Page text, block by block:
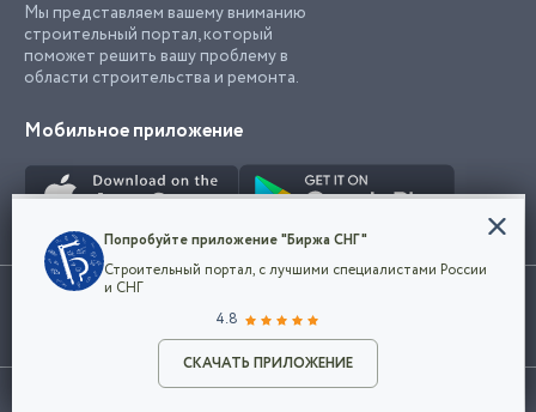
Разместить объявление
Мы представляем вашему вниманию
строительный портал, который
поможет решить вашу проблему в
области строительства и ремонта.
Мобильное приложение
Использование сайта, в том числе подача объявлений, означает
марки представленные на сайте являются собственностью их
©2026Биржа СНГ
Конфиденциальность
Мы используем файлы cookie, чтобы сделать
наш сайт удобным для каждого
Политикой конфиденциальности компании
и принимаете условия использования cookie.
Попробуйте приложение "Биржа СНГ"
Строительный портал, с лучшими специалистами России
и СНГ
4.8
СКАЧАТЬ ПРИЛОЖЕНИЕ